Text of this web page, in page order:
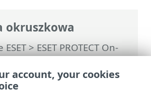
okruszkowa
>ESET PROTECT On-
kroki>Wdrożenie ESET
Agent> Ochrona agenta
account, your cookies